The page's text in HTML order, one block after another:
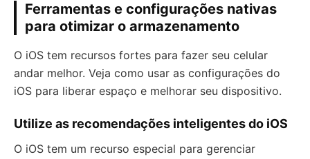
Ferramentas e configurações nativas
para otimizar o armazenamento
O iOS tem recursos fortes para fazer seu celular
andar melhor. Veja como usar as configurações do
iOS para liberar espaço e melhorar seu dispositivo.
Utilize as recomendações inteligentes do iOS
O iOS tem um recurso especial para gerenciar